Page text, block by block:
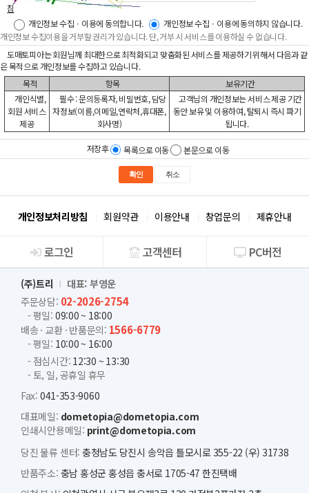
침
개인정보 수집ㆍ이용에 동의합니다.
개인정보 수집ㆍ이용에 동의하지 않습니다.
개인정보 수집이용을 거부할 권리가 있습니다. 단, 거부 시 서비스를 이용하실 수 없습니다.
도매토피아는 회원님께 최대한으로 최적화되고 맞춤화된 서비스를 제공하기 위해서 다음과 같
은 목적으로 개인정보를 수집하고 있습니다.
목적
항목
보유기간
개인식별,
회원 서비스
제공
필수 : 문의등록자, 비밀번호, 담당
자정보(이름,이메일,연락처,휴대폰,
회사명)
고객님의 개인정보는 서비스 제공 기간
동안 보유 및 이용하여, 탈퇴시 즉시 파기
됩니다.
저장후 목록으로 이동 본문으로 이동
확인 취소
개인정보처리방침 회원약관 이용안내 창업문의 제휴안내
회사소개
로그인 고객센터 PC버전
(주)트리
대표: 부영운
주문상담: 02-2026-2754
- 평일: 09:00 ~ 18:00
배송 · 교환 · 반품문의: 1566-6779
- 평일: 10:00 ~ 16:00
- 점심시간: 12:30 ~ 13:30
- 토, 일, 공휴일 휴무
Fax: 041-353-9060
대표메일: dometopia@dometopia.com
인쇄시안용메일: print@dometopia.com
당진 물류 센터: 충청남도 당진시 송악읍 틀모시로 355-22 (우) 31738
반품주소: 충남 홍성군 홍성읍 충서로 1705-47 한진택배